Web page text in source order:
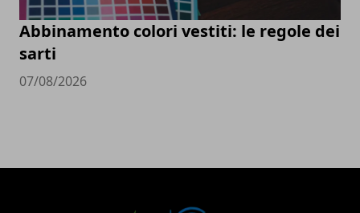
Abbinamento colori vestiti: le regole dei
sarti
07/08/2026